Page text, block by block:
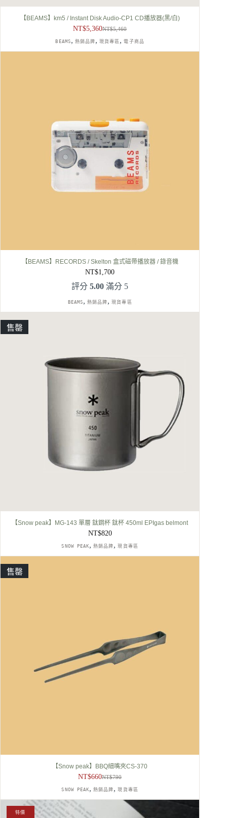
【BEAMS】km5 / Instant Disk Audio-CP1 CD播放器(黑/白)
NT$5,460
始
價
NT$5,360
前
價
BEAMS , 熱銷品牌 ,現貨專區 ,電子商品
【BEAMS】RECORDS / Skelton 盒式磁帶播放器 / 錄音機
NT$1,700
評分5.00 滿分 5
BEAMS , 熱銷品牌 ,現貨專區
售罄
【Snow peak】MG-143 單層 鈦鋼杯 鈦杯 450ml EPIgas belmont
NT$820
SNOW PEAK ,熱銷品牌 ,現貨專區
售罄
【Snow peak】BBQ細嘴夾CS-370
NT$790
始
NT$660
前
SNOW PEAK ,熱銷品牌 ,現貨專區
特價